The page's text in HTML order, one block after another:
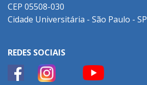
CEP 05508-030
Cidade Universitária - São Paulo - SP
REDES SOCIAIS